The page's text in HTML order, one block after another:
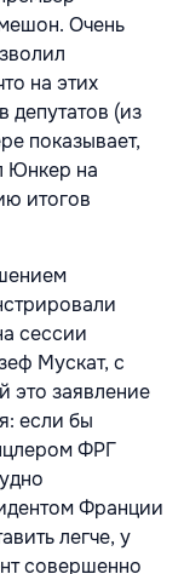
Очень
на этих
депутатов (из
показывает,
Юнкер на
итогов
сессии
Мускат, с
это заявление
если бы
ФРГ
Франции
легче, у
совершенно